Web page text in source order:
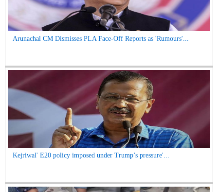
Arunachal CM Dismisses PLA Face-Off Reports as 'Rumours'...
Kejriwal' E20 policy imposed under Trump’s pressure'...